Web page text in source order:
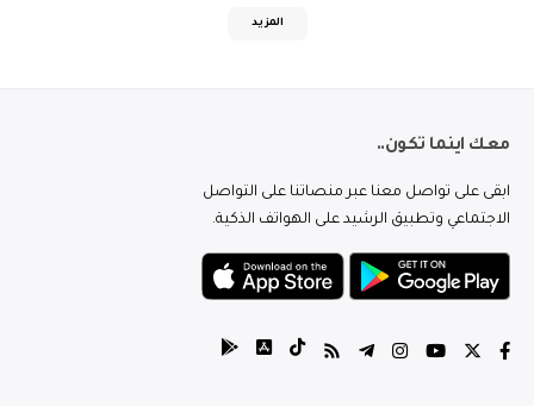
المزيد
معك اينما تكون..
ابقى على تواصل معنا عبر منصاتنا على التواصل
الاجتماعي وتطبيق الرشيد على الهواتف الذكية.